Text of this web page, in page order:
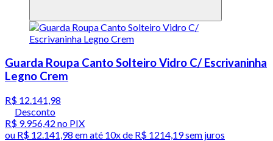
Guarda Roupa Canto Solteiro Vidro C/ Escrivaninha
Legno Crem
R$ 12.141,98
Desconto
R$ 9.956,42 no PIX
ou R$ 12.141,98 em até 10x de R$ 1214,19 sem juros